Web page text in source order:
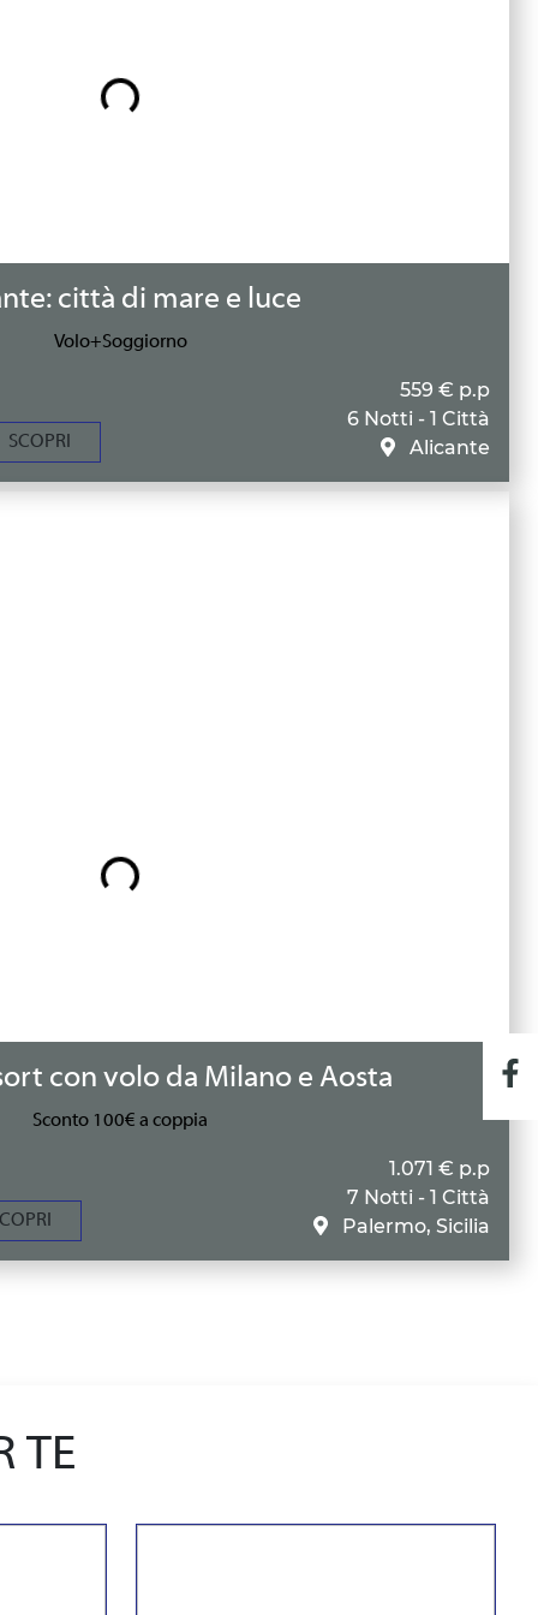
città di mare e luce
Volo+Soggiorno
SCOPRI
559 € p.p
6 Notti - 1 Città
Alicante
con volo da Milano e Aosta
Sconto 100€ a coppia
1.071 € p.p
7 Notti - 1 Città
Palermo, Sicilia
TE